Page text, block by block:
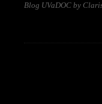
Blog UVaDOC by